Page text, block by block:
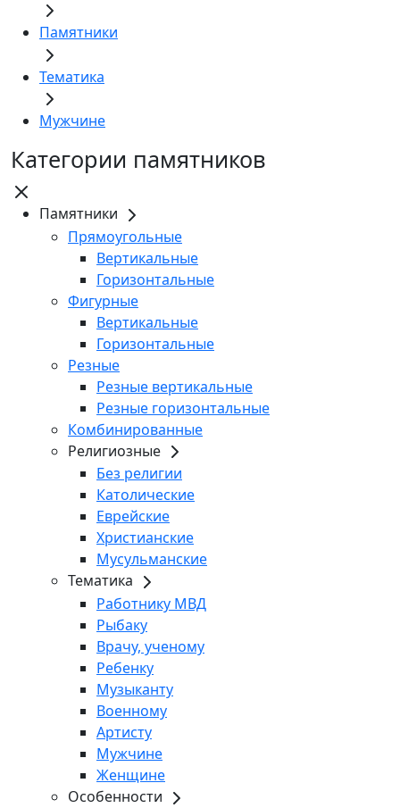
Памятники
Тематика
Мужчине
Категории памятников
Памятники
Прямоугольные
Вертикальные
Горизонтальные
Фигурные
Вертикальные
Горизонтальные
Резные
Резные вертикальные
Резные горизонтальные
Комбинированные
Религиозные
Без религии
Католические
Еврейские
Христианские
Мусульманские
Тематика
Работнику МВД
Рыбаку
Врачу, ученому
Ребенку
Музыканту
Военному
Артисту
Мужчине
Женщине
Особенности